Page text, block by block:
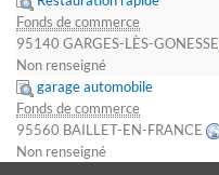
Fonds de commerce
95140 GARGES-LÈS-GONESSE
Non renseigné
garage automobile
Fonds de commerce
95560 BAILLET-EN-FRANCE
Non renseigné